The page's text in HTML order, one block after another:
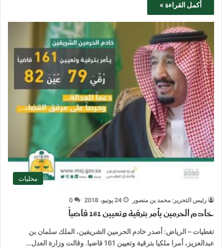
أكمل القراءة »
محليات
رئيس التحرير: محمد بن منصور 24 يونيو، 2018 0
خادم الحرمين يأمر بترقية وتعيين 161 قاضياً
تغطيات – الرياض: أصدر خادم الحرمين الشريفين، الملك سلمان بن
عبدالعزيز، أمرا ملكيا بترقية وتعيين 161 قاضيا. وقالت وزارة العدل…